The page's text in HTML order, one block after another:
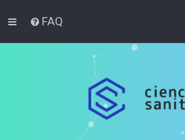
FAQ